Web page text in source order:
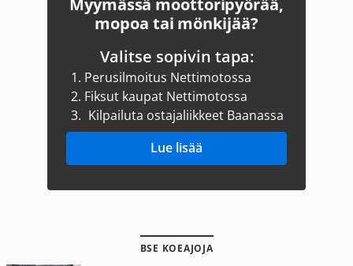
Myymässä moottoripyörää,
mopoa tai mönkijää?
Valitse sopivin tapa:
1. Perusilmoitus Nettimotossa
2. Fiksut kaupat Nettimotossa
3. Kilpailuta ostajaliikkeet Baanassa
Lue lisää
BSE KOEAJOJA